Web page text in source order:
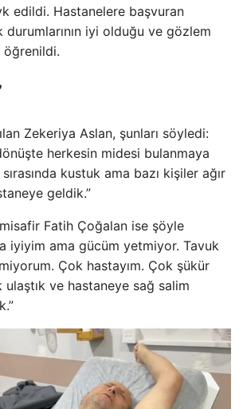
edildi. Hastanelere başvuran
durumlarının iyi olduğu ve gözlem
öğrenildi.
Zekeriya Aslan, şunları söyledi:
herkesin midesi bulanmaya
kustuk ama bazı kişiler ağır
geldik.”
Fatih Çoğalan ise şöyle
iyiyim ama gücüm yetmiyor. Tavuk
Çok hastayım. Çok şükür
ve hastaneye sağ salim